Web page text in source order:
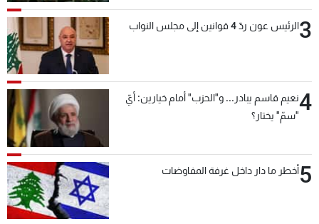
3الرئيس عون ردّ 4 قوانين إلى مجلس النواب
4نعيم قاسم يبادر... و"الحزب" أمام خيارين: أيّ
"سمّ" يختار؟
5أخطر ما دار داخل غرفة المفاوضات